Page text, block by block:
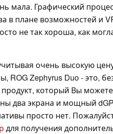
мала. Графический
в плане возможностей и
не так хороша, как
очень высокую
ROG Zephyrus Duo - это,
который Вы можете
два экрана и мощный
просто нет.
для получения